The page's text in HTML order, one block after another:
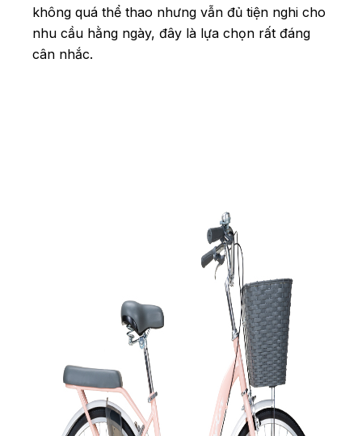
không quá thể thao nhưng vẫn đủ tiện nghi cho
nhu cầu hằng ngày, đây là lựa chọn rất đáng
cân nhắc.